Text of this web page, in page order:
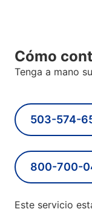
Cómo
Tenga a mano
503-574-
800-700-
Este servicio